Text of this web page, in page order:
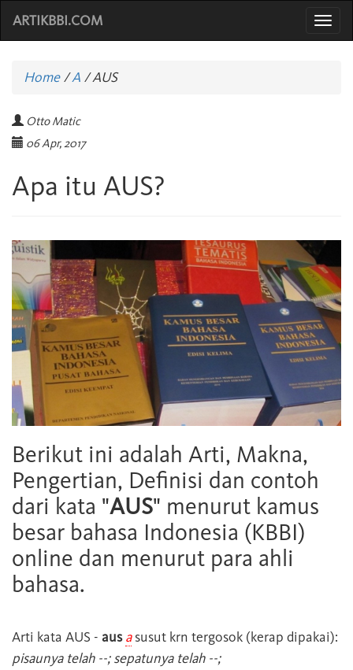
ARTIKBBI.COM
Home/A /AUS
Otto Matic
06 Apr, 2017
Apa itu AUS?
Berikut ini adalah Arti, Makna,
Pengertian, Definisi dan contoh
dari kata "AUS" menurut kamus
besar bahasa Indonesia (KBBI)
online dan menurut para ahli
bahasa.
Arti kata AUS - aus asusut krn tergosok (kerap dipakai):
pisaunya telah --; sepatunya telah --;